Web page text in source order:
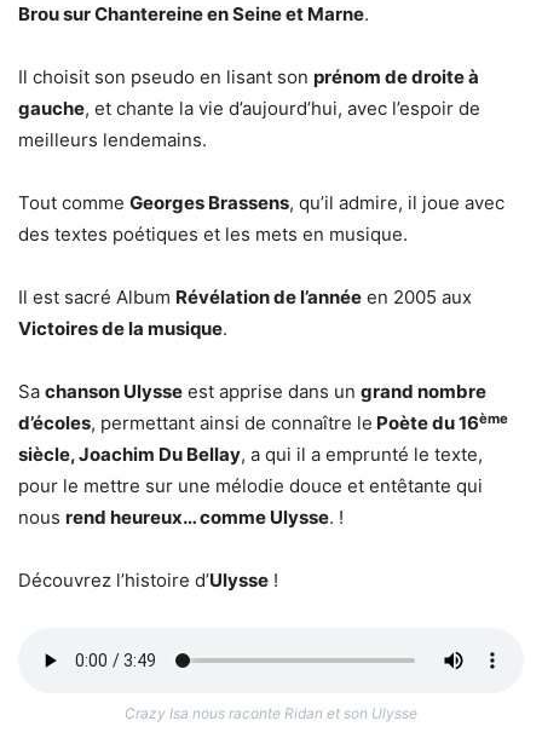
Brou sur Chantereine en Seine et Marne.
Il choisit son pseudo en lisant son prénom de droite à
gauche, et chante la vie d’aujourd’hui, avec l’espoir de
meilleurs lendemains.
Tout comme Georges Brassens, qu’il admire, il joue avec
des textes poétiques et les mets en musique.
Il est sacré Album Révélation de l’année en 2005 aux
Victoires de la musique.
Sa chanson Ulysse est apprise dans un grand nombre
d’écoles, permettant ainsi de connaître le Poète du 16ème
siècle, Joachim Du Bellay, a qui il a emprunté le texte,
pour le mettre sur une mélodie douce et entêtante qui
nous rend heureux… comme Ulysse. !
Découvrez l’histoire d’Ulysse !
Crazy Isa nous raconte Ridan et son Ulysse